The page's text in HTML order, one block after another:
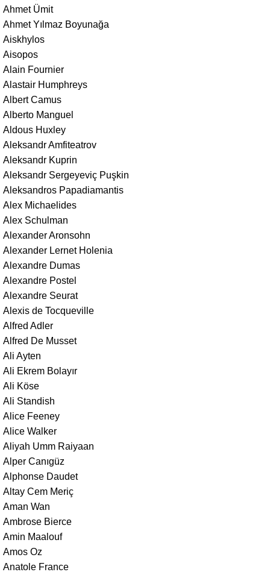
Ahmet Ümit
Ahmet Yılmaz Boyunağa
Aiskhylos
Aisopos
Alain Fournier
Alastair Humphreys
Albert Camus
Alberto Manguel
Aldous Huxley
Aleksandr Amfiteatrov
Aleksandr Kuprin
Aleksandr Sergeyeviç Puşkin
Aleksandros Papadiamantis
Alex Michaelides
Alex Schulman
Alexander Aronsohn
Alexander Lernet Holenia
Alexandre Dumas
Alexandre Postel
Alexandre Seurat
Alexis de Tocqueville
Alfred Adler
Alfred De Musset
Ali Ayten
Ali Ekrem Bolayır
Ali Köse
Ali Standish
Alice Feeney
Alice Walker
Aliyah Umm Raiyaan
Alper Canıgüz
Alphonse Daudet
Altay Cem Meriç
Aman Wan
Ambrose Bierce
Amin Maalouf
Amos Oz
Anatole France